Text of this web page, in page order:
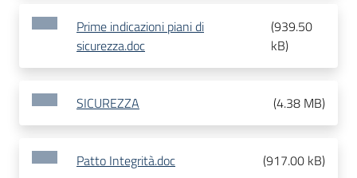
Prime indicazioni piani di
sicurezza.doc
(939.50
kB)
SICUREZZA (4.38 MB)
Patto Integrità.doc (917.00 kB)